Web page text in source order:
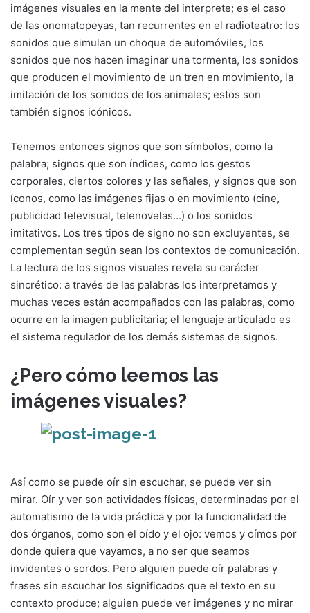
imágenes visuales en la mente del interprete; es el caso
de las onomatopeyas, tan recurrentes en el radioteatro: los
sonidos que simulan un choque de automóviles, los
sonidos que nos hacen imaginar una tormenta, los sonidos
que producen el movimiento de un tren en movimiento, la
imitación de los sonidos de los animales; estos son
también signos icónicos.
Tenemos entonces signos que son símbolos, como la
palabra; signos que son índices, como los gestos
corporales, ciertos colores y las señales, y signos que son
íconos, como las imágenes fijas o en movimiento (cine,
publicidad televisual, telenovelas…) o los sonidos
imitativos. Los tres tipos de signo no son excluyentes, se
complementan según sean los contextos de comunicación.
La lectura de los signos visuales revela su carácter
sincrético: a través de las palabras los interpretamos y
muchas veces están acompañados con las palabras, como
ocurre en la imagen publicitaria; el lenguaje articulado es
el sistema regulador de los demás sistemas de signos.
¿Pero cómo leemos las
imágenes visuales?
Así como se puede oír sin escuchar, se puede ver sin
mirar. Oír y ver son actividades físicas, determinadas por el
automatismo de la vida práctica y por la funcionalidad de
dos órganos, como son el oído y el ojo: vemos y oímos por
donde quiera que vayamos, a no ser que seamos
invidentes o sordos. Pero alguien puede oír palabras y
frases sin escuchar los significados que el texto en su
contexto produce; alguien puede ver imágenes y no mirar